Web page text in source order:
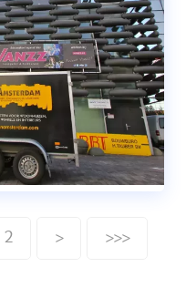
2 > >>>